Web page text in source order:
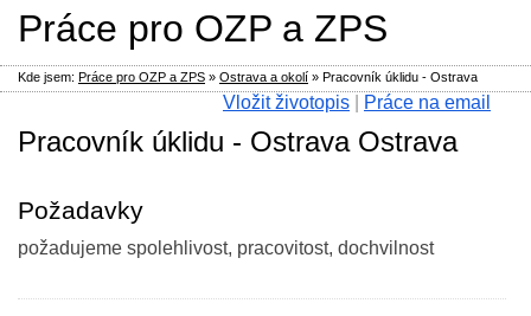
Pracovník úklidu - Ostrava Ostrava
Požadavky
požadujeme spolehlivost, pracovitost, dochvilnost
Práce pro OZP a ZPS
Vložit životopis Práce na email
Kde jsem: Práce pro OZP a ZPS » Ostrava a okolí » Pracovník úklidu - Ostrava